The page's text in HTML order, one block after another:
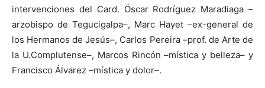
intervenciones del Card. Óscar Rodríguez Maradiaga –
arzobispo de Tegucigalpa–, Marc Hayet –ex-general de
los Hermanos de Jesús–, Carlos Pereira –prof. de Arte de
la U.Complutense–, Marcos Rincón –mística y belleza– y
Francisco Álvarez –mística y dolor–.